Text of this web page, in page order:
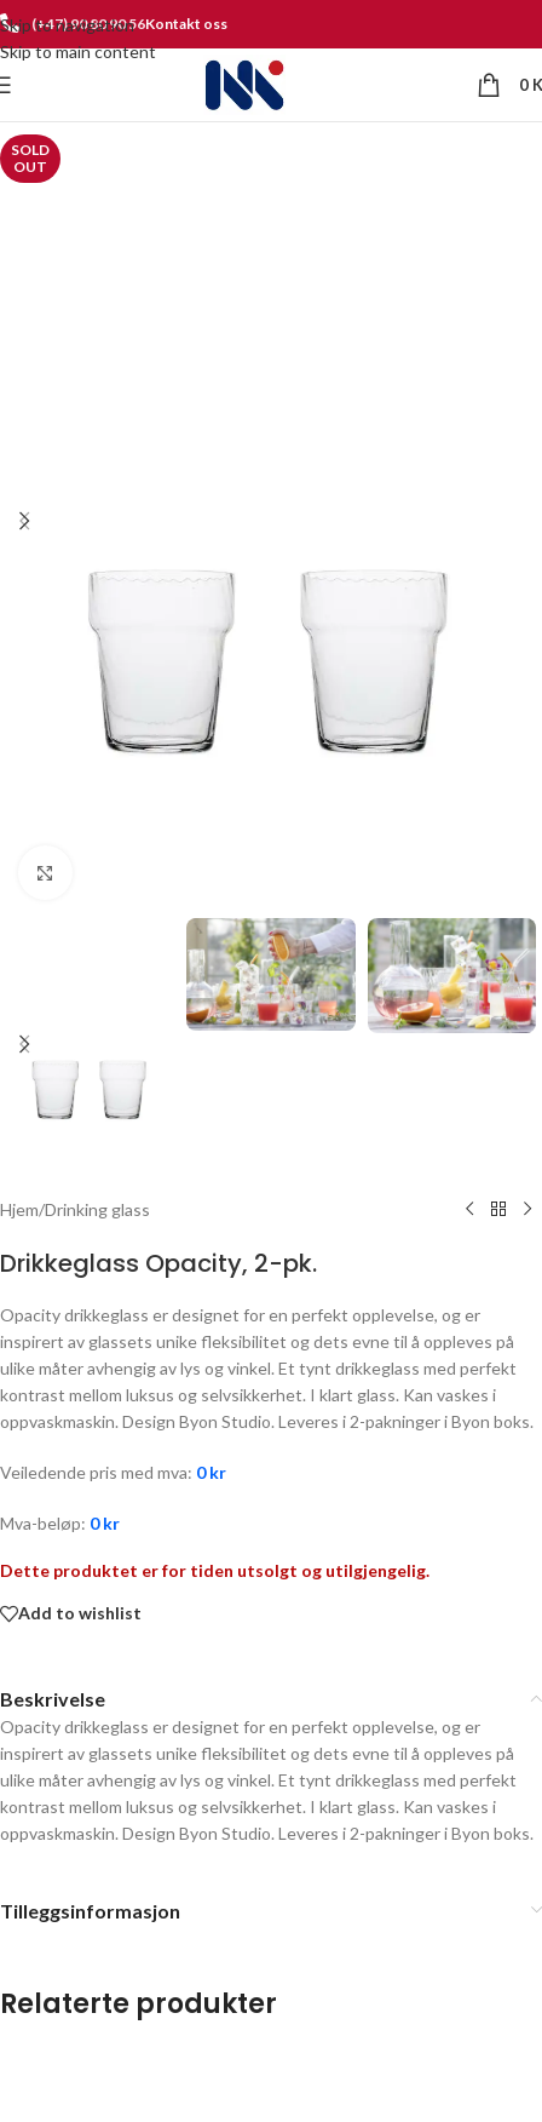
Skip to navigation
Skip to main content
(+47) 90 80 90 56Kontakt oss
0
SOLD
OUT
Hjem/Drinking glass
Drikkeglass Opacity, 2-pk.
Opacity drikkeglass er designet for en perfekt opplevelse, og er
inspirert av glassets unike fleksibilitet og dets evne til å oppleves på
ulike måter avhengig av lys og vinkel. Et tynt drikkeglass med perfekt
kontrast mellom luksus og selvsikkerhet. I klart glass. Kan vaskes i
oppvaskmaskin. Design Byon Studio. Leveres i 2-pakninger i Byon boks.
Veiledende pris med mva: 0kr
Mva-beløp: 0kr
Dette produktet er for tiden utsolgt og utilgjengelig.
Add to wishlist
Beskrivelse
Opacity drikkeglass er designet for en perfekt opplevelse, og er
inspirert av glassets unike fleksibilitet og dets evne til å oppleves på
ulike måter avhengig av lys og vinkel. Et tynt drikkeglass med perfekt
kontrast mellom luksus og selvsikkerhet. I klart glass. Kan vaskes i
oppvaskmaskin. Design Byon Studio. Leveres i 2-pakninger i Byon boks.
Tilleggsinformasjon
Relaterte produkter